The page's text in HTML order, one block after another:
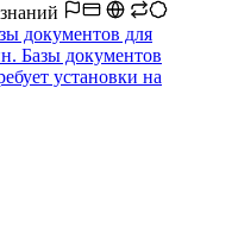
документов для
Базы документов
установки на